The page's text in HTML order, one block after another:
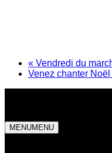
« Vendredi du
Venez chanter
MENUMENU